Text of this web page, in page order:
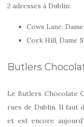
2 adresses à Dublin:
Cows Lane,
Cork Hill, Dame
Butlers
Le Butlers Chocolate
rues de Dublin. Il faut
et est encore